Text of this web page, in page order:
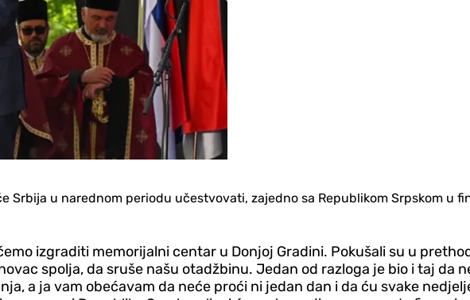
Srbija u narednom periodu učestvovati, zajedno sa Republikom Srpskom u
izgraditi memorijalni centar u Donjoj Gradini. Pokušali su u
spolja, da sruše našu otadžbinu. Jedan od razloga je bio i taj da
a ja vam obećavam da neće proći ni jedan dan i da ću svake